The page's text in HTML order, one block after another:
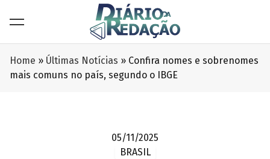
Home » Últimas Notícias » Confira nomes e sobrenomes
mais comuns no país, segundo o IBGE
05/11/2025
BRASIL